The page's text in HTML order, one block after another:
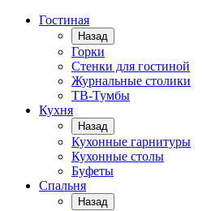
Гостиная
Назад
Горки
Стенки для гостиной
Журнальные столики
TВ-Тумбы
Кухня
Назад
Кухонные гарнитуры
Кухонные столы
Буфеты
Спальня
Назад